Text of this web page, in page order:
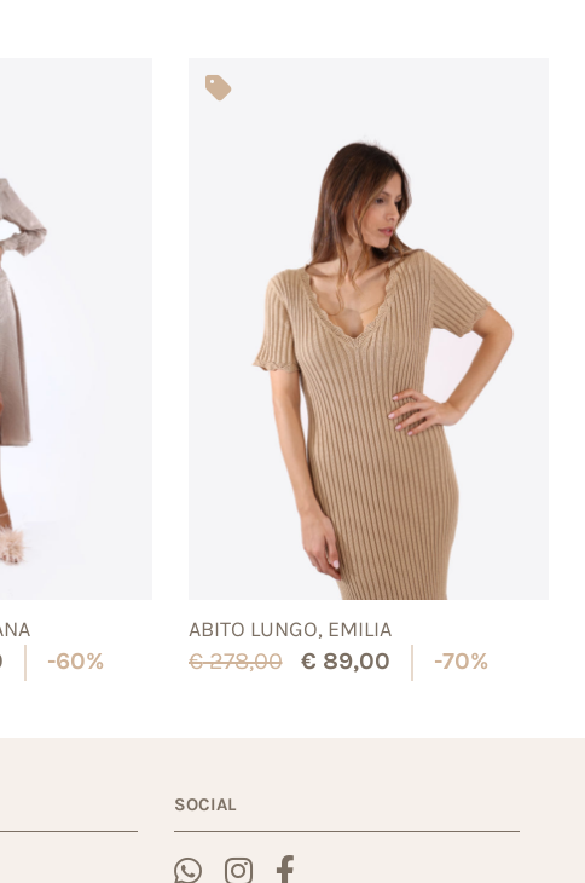
-60%
ABITO LUNGO, EMILIA
€278,00 € 89,00 -70%
SOCIAL